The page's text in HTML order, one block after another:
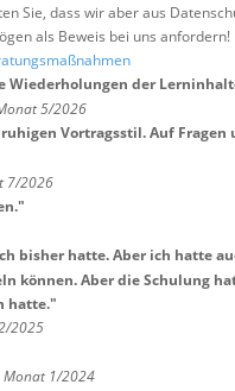
Sie, dass wir aber aus
als Beweis bei uns anfordern!
Wiederholungen der
5/2026
Vortragsstil. Auf
7/2026
"
bisher hatte. Aber ich hatte
können. Aber die Schulung
hatte."
2025
Monat 1/2024